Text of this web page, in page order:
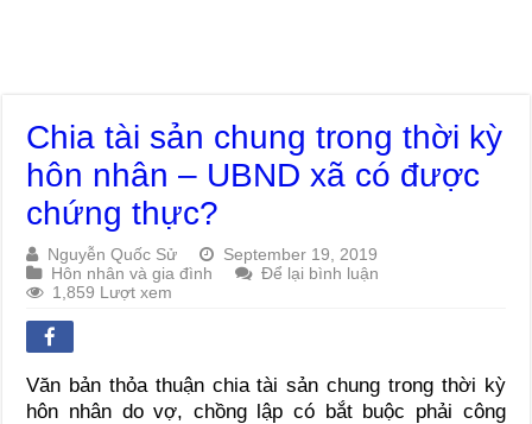
Chia tài sản chung trong thời kỳ
hôn nhân – UBND xã có được
chứng thực?
Nguyễn Quốc Sử
September 19, 2019
Hôn nhân và gia đình
Để lại bình luận
1,859 Lượt xem
Văn bản thỏa thuận chia tài sản chung trong thời kỳ
hôn nhân do vợ, chồng lập có bắt buộc phải công